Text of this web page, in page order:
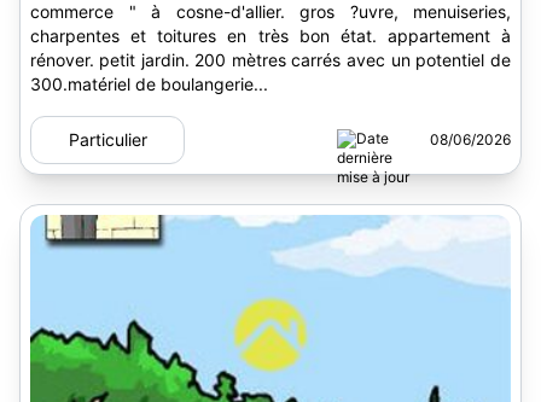
commerce " à cosne-d'allier. gros ?uvre, menuiseries,
charpentes et toitures en très bon état. appartement à
rénover. petit jardin. 200 mètres carrés avec un potentiel de
300.matériel de boulangerie...
Particulier 08/06/2026